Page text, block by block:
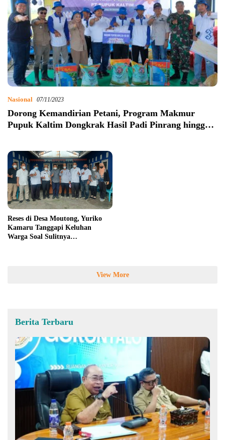
Nasional 07/11/2023
Dorong Kemandirian Petani, Program Makmur
Pupuk Kaltim Dongkrak Hasil Padi Pinrang hingga
Reses di Desa Moutong, Yuriko
Kamaru Tanggapi Keluhan
Warga Soal Sulitnya
View More
Berita Terbaru